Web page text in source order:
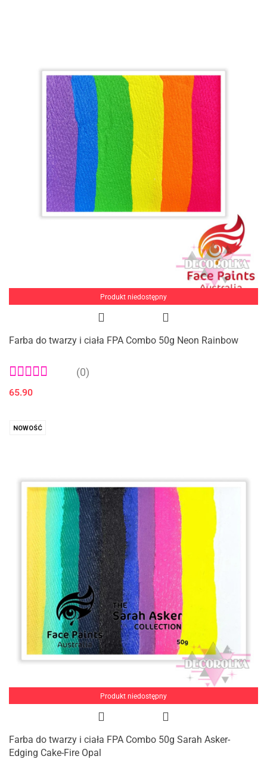
Produkt niedostępny
Farba do twarzy i ciała FPA Combo 50g Neon Rainbow
(0)
65.90
NOWOŚĆ
Produkt niedostępny
Farba do twarzy i ciała FPA Combo 50g Sarah Asker-
Edging Cake-Fire Opal